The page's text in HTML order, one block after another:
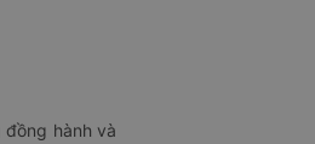
hành và